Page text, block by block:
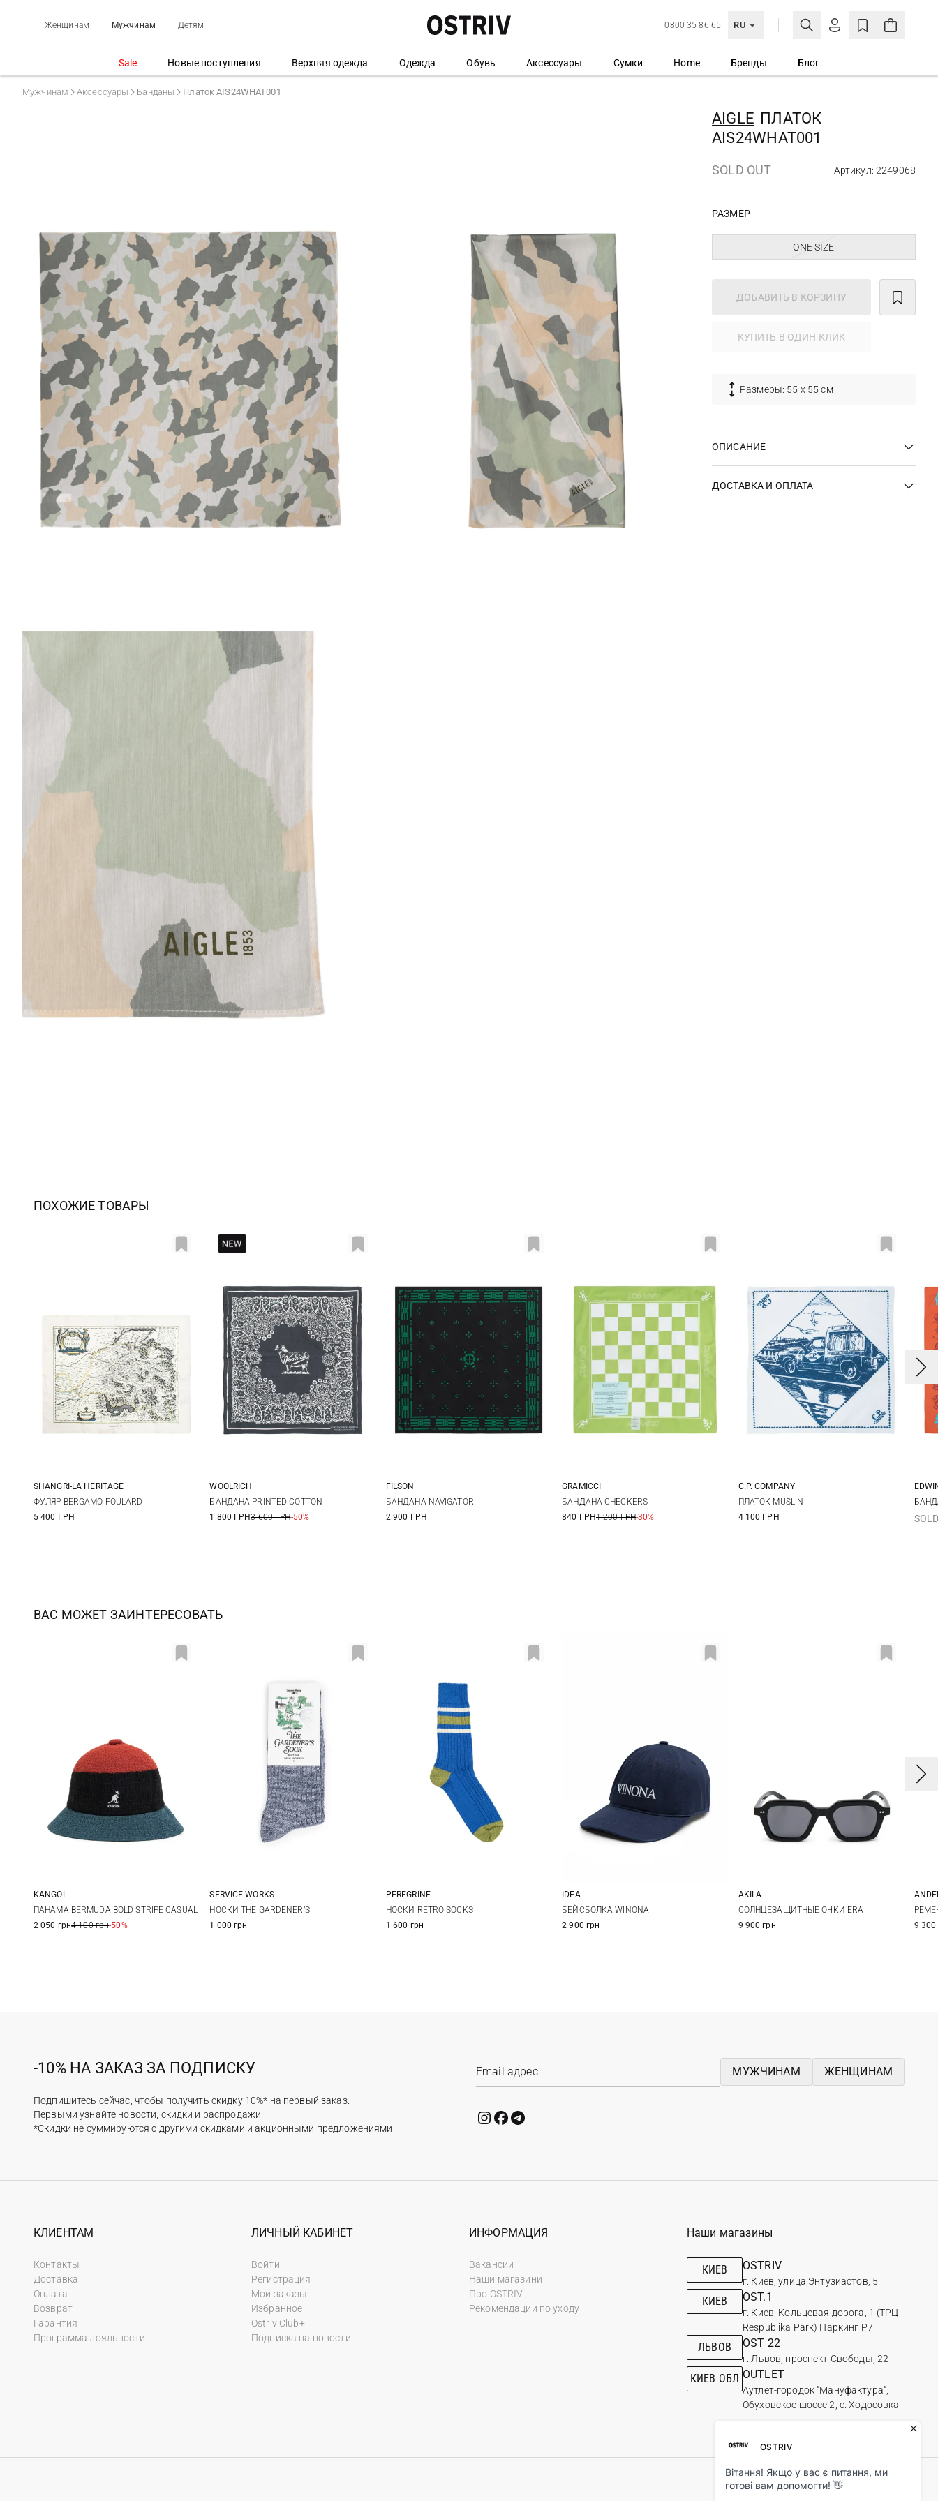
Женщинам Мужчинам Детям 0800 35 86 65 RU
ЛИЧНЫЙ КАБИНЕТ
Еще не зарегистрированы?
СОЗДАТЬ УЧЕТНУЮ ЗАПИСЬ
Sale Новые поступления Верхняя одежда Одежда Обувь Аксессуары Сумки Home Бренды Блог
Мужчинам Аксессуары Банданы Платок AIS24WHAT001
AIGLE ПЛАТОК
AIS24WHAT001
SOLD OUT Артикул: 2249068
РАЗМЕР
ONE SIZE
ДОБАВИТЬ В КОРЗИНУ
КУПИТЬ В ОДИН КЛИК
Размеры: 55 х 55 см
ОПИСАНИЕ
ДОСТАВКА И ОПЛАТА
ПОХОЖИЕ ТОВАРЫ
One size
SHANGRI-LA HERITAGE
ФУЛЯР BERGAMO FOULARD
5 400 ГРН
One size
WOOLRICH
БАНДАНА PRINTED COTTON
1 800 ГРН3 600 ГРН-50%
One size
FILSON
БАНДАНА NAVIGATOR
2 900 ГРН
One size
GRAMICCI
БАНДАНА CHECKERS
840 ГРН1 200 ГРН-30%
C.P. COMPANY
ПЛАТОК MUSLIN
4 100 ГРН
ВАС МОЖЕТ ЗАИНТЕРЕСОВАТЬ
L
KANGOL
ПАНАМА BERMUDA BOLD STRIPE CASUAL
2 050 грн4 100 грн-50%
One size
SERVICE WORKS
НОСКИ THE GARDENER’S
1 000 грн
One size
PEREGRINE
НОСКИ RETRO SOCKS
1 600 грн
One size
IDEA
БЕЙСБОЛКА WINONA
2 900 грн
One size
AKILA
СОЛНЦЕЗАЩИТНЫЕ ОЧКИ ERA
9 900 грн
9 300
-10% НА ЗАКАЗ ЗА ПОДПИСКУ
Подпишитесь сейчас, чтобы получить скидку 10%* на первый заказ.
Первыми узнайте новости, скидки и распродажи.
*Скидки не суммируются с другими скидками и акционными предложениями.
МУЖЧИНАМ ЖЕНЩИНАМ
КЛИЕНТАМ
Контакты
Доставка
Оплата
Возврат
Гарантия
Программа лояльности
ЛИЧНЫЙ КАБИНЕТ
Войти
Регистрация
Мои заказы
Избранное
Ostriv Club+
Подписка на новости
ИНФОРМАЦИЯ
Вакансии
Наши магазини
Про OSTRIV
Рекомендации по уходу
Наши магазины
КИЕВ OSTRIV
г. Киев, улица Энтузиастов, 5
КИЕВ OST.1
г. Киев, Кольцевая дорога, 1 (ТРЦ
Respublika Park) Паркинг Р7
ЛЬВОВ OST 22
г. Львов, проспект Свободы, 22
КИЕВ ОБЛ OUTLET
Аутлет-городок "Мануфактура",
Обуховское шоссе 2, с. Ходосовка